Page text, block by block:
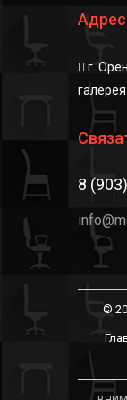
г.
8
©